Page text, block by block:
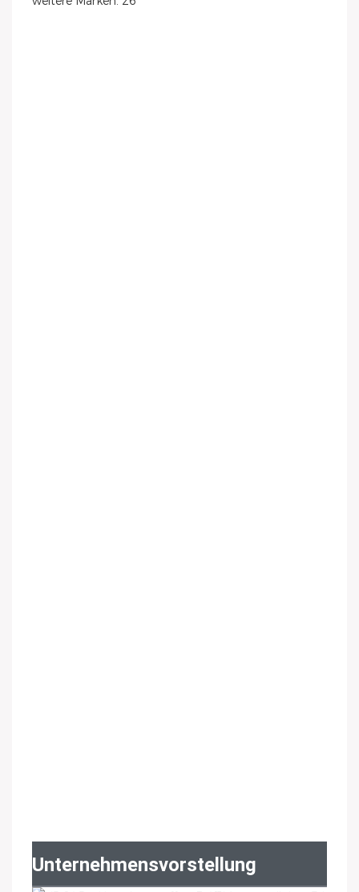
Unternehmensvorstellung